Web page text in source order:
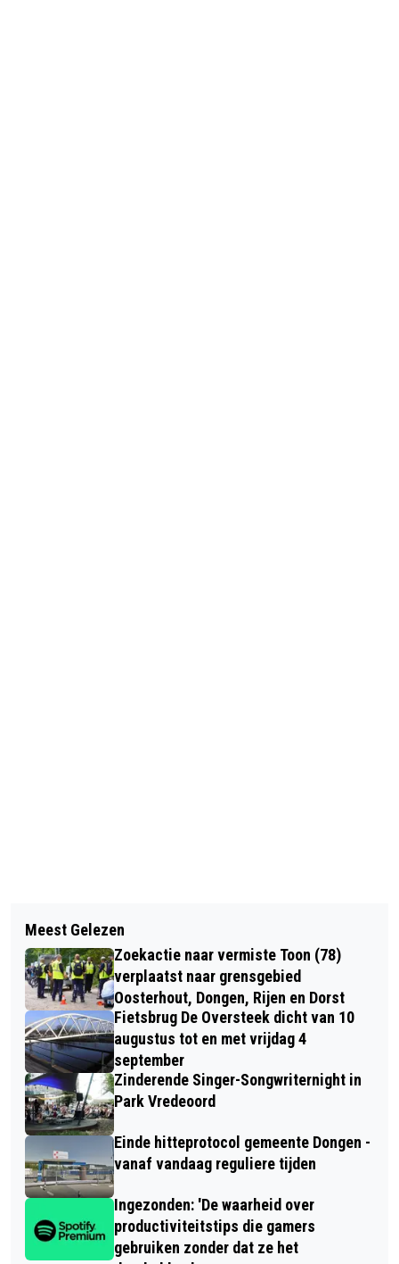
DONGENAAR GEWOND BIJ
SCHIETINCIDENT IN TILBURG
BEN JIJ KLAAR VOOR HET WK?
Meest Gelezen
Zoekactie naar vermiste Toon (78)
verplaatst naar grensgebied
Oosterhout, Dongen, Rijen en Dorst
Fietsbrug De Oversteek dicht van 10
augustus tot en met vrijdag 4
september
Zinderende Singer-Songwriternight in
Park Vredeoord
Einde hitteprotocol gemeente Dongen -
vanaf vandaag reguliere tijden
Ingezonden: 'De waarheid over
productiviteitstips die gamers
gebruiken zonder dat ze het